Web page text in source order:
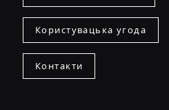
Користувацька угода
Контакти